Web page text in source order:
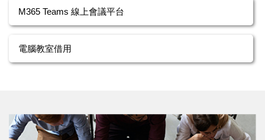
M365 Teams 線上會議平台
電腦教室借用